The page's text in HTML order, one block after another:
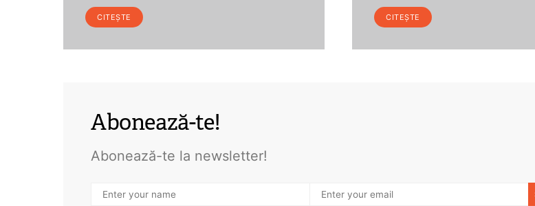
CITEȘTE CITEȘTE
Abonează-te!
Abonează-te la newsletter!